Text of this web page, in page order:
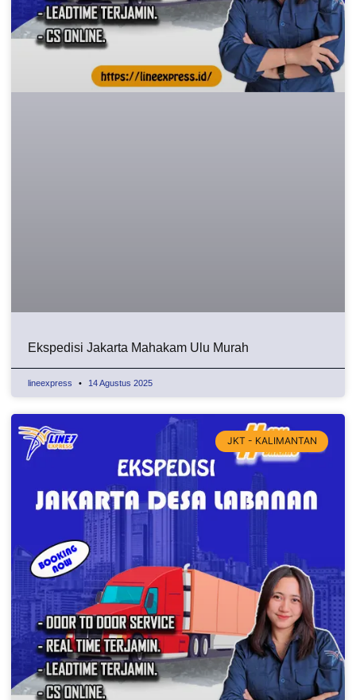
Ekspedisi Jakarta Mahakam Ulu Murah
lineexpress 14 Agustus 2025
JKT - KALIMANTAN